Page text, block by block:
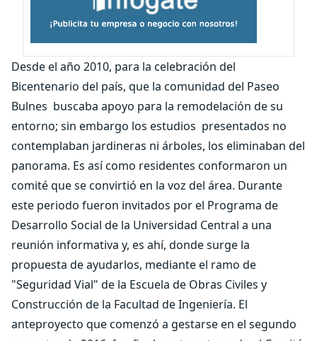
Desde el año 2010, para la celebración del
Bicentenario del país, que la comunidad del Paseo
Bulnes buscaba apoyo para la remodelación de su
entorno; sin embargo los estudios presentados no
contemplaban jardineras ni árboles, los eliminaban del
panorama. Es así como residentes conformaron un
comité que se convirtió en la voz del área. Durante
este periodo fueron invitados por el Programa de
Desarrollo Social de la Universidad Central a una
reunión informativa y, es ahí, donde surge la
propuesta de ayudarlos, mediante el ramo de
"Seguridad Vial" de la Escuela de Obras Civiles y
Construcción de la Facultad de Ingeniería. El
anteproyecto que comenzó a gestarse en el segundo